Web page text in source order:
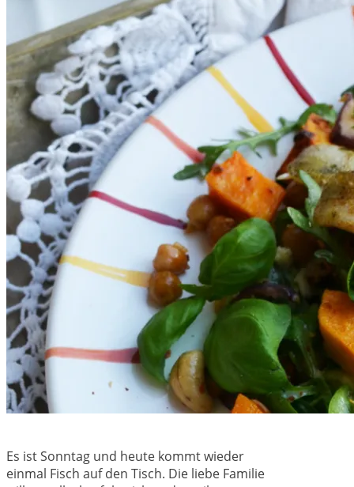
Es ist Sonntag und heute kommt wieder
einmal Fisch auf den Tisch. Die liebe Familie